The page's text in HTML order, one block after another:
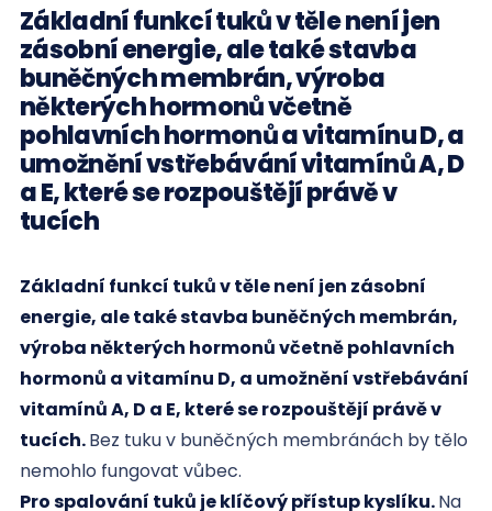
Základní funkcí tuků v těle není jen
zásobní energie, ale také stavba
buněčných membrán, výroba
některých hormonů včetně
pohlavních hormonů a vitamínu D, a
umožnění vstřebávání vitamínů A, D
a E, které se rozpouštějí právě v
tucích
Základní funkcí tuků v těle není jen zásobní
energie, ale také stavba buněčných membrán,
výroba některých hormonů včetně pohlavních
hormonů a vitamínu D, a umožnění vstřebávání
vitamínů A, D a E, které se rozpouštějí právě v
tucích.Bez tuku v buněčných membránách by tělo
nemohlo fungovat vůbec.
Pro spalování tuků je klíčový přístup kyslíku.Na